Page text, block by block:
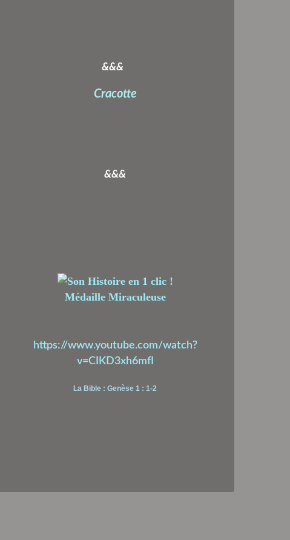
&&&
Cracotte
&&&
Médaille Miraculeuse
https://www.youtube.com/watch?
v=CIKD3xh6mfI
La Bible : Genèse 1 : 1-2